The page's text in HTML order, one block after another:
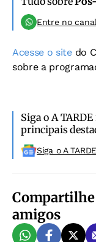
Entre no
Acesse o sitedo
sobre a
Siga o A
principais
Siga o A
Compartilhe
amigos